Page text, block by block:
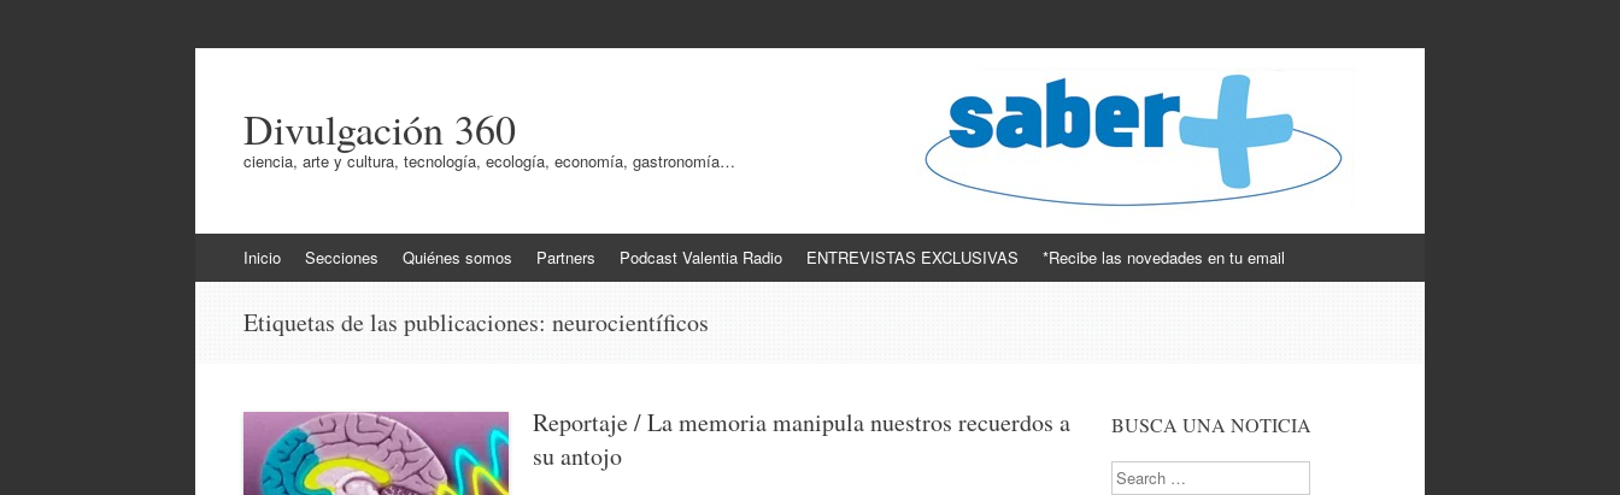
Divulgación 360
ciencia, arte y cultura, tecnología, ecología, economía, gastronomía…
al
Inicio Secciones Quiénes somos Partners Podcast Valentia Radio ENTREVISTAS EXCLUSIVAS *Recibe las novedades en tu email
Etiquetas de las publicaciones: neurocientíficos
Reportaje / La memoria manipula nuestros recuerdos a
su antojo
BUSCA UNA NOTICIA
Search